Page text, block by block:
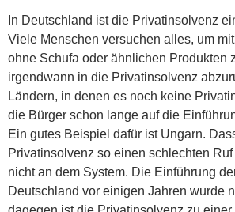
In Deutschland ist die Privatinsolvenz
Viele Menschen versuchen alles, um
ohne Schufa oder ähnlichen Produkten
irgendwann in die Privatinsolvenz
Ländern, in denen es noch keine
die Bürger schon lange auf die
Ein gutes Beispiel dafür ist Ungarn.
Privatinsolvenz so einen schlechten
nicht an dem System. Die Einführung
Deutschland vor einigen Jahren wurde